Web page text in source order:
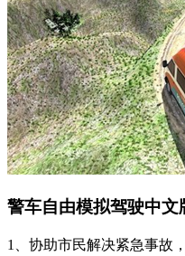
警车自由模拟驾驶中文
1、协助市民解决紧急事故